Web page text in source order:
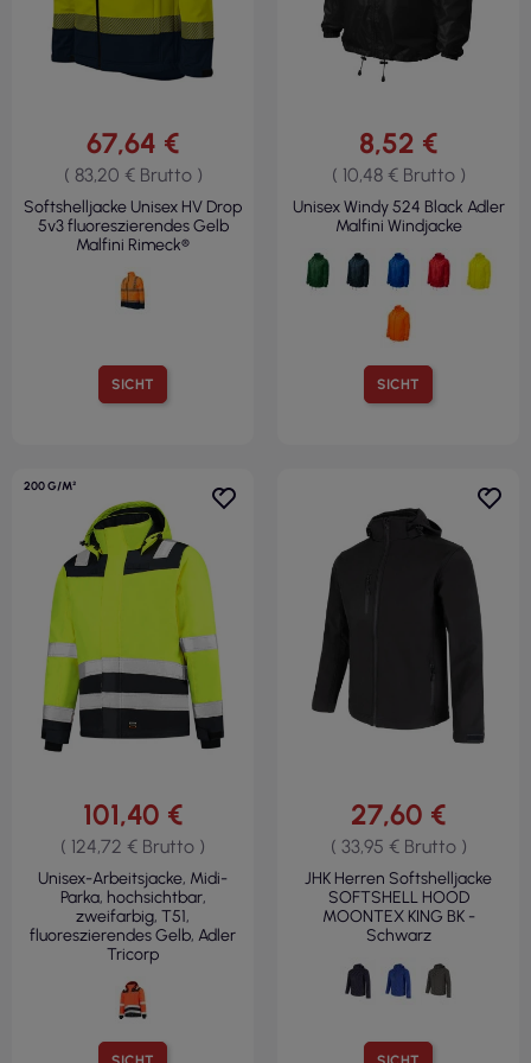
SICHT
67,64 €
( 83,20 € Brutto )
Softshelljacke Unisex HV Drop
5v3 fluoreszierendes Gelb
Malfini Rimeck®
SICHT
8,52 €
( 10,48 € Brutto )
Unisex Windy 524 Black Adler
Malfini Windjacke
200 G/M²
101,40 €
( 124,72 € Brutto )
Unisex-Arbeitsjacke, Midi-
Parka, hochsichtbar,
zweifarbig, T51,
fluoreszierendes Gelb, Adler
Tricorp
27,60 €
( 33,95 € Brutto )
JHK Herren Softshelljacke
SOFTSHELL HOOD
MOONTEX KING BK -
Schwarz